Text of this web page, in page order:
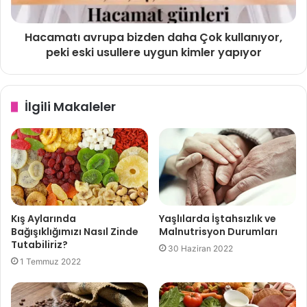
diyebiliriz.
LENF DRENAJ ÖDEM TEDAVİSİ HER KİŞİYE UYGULANIR
Lenf Drenaj Ödem Tedavisi,
Yüksek tansiyon hastalarında(kişinin isteğine göre dikkatli
yapılabilir, klinik uygulamalarımızda kısa süreli sabırla kısa
zaman aralıkları ile yavaş yavaş artırılarak çok güzel
sonuçlar elde edilebilmektedir)
Hamilelerde kullanılması sakıncalı olabilir dikkatli olmak
gerekir.
LENF DRENAJ HER BÖLGEYE UYGULANABİLİR Mİ?
Hacamatı avrupa bizden daha Çok kullanıyor,
peki eski usullere uygun kimler yapıyor
İlgili Makaleler
Kış Aylarında
Bağışıklığımızı Nasıl Zinde
Tutabiliriz?
1 Temmuz 2022
Yaşlılarda İştahsızlık ve
Malnutrisyon Durumları
30 Haziran 2022